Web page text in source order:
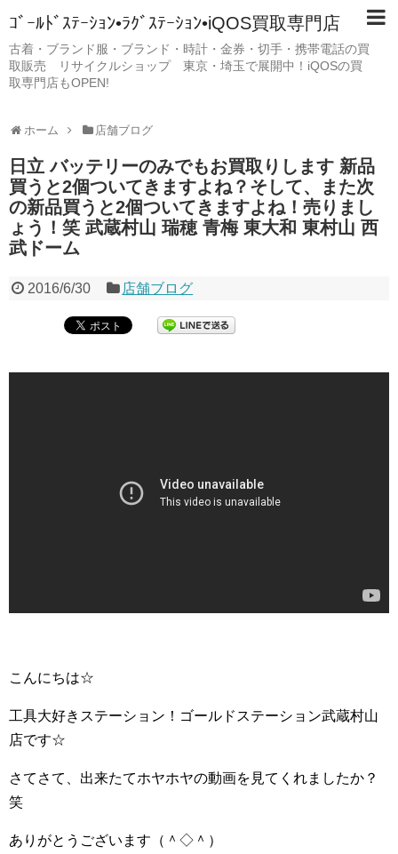
ｺﾞｰﾙﾄﾞｽﾃｰｼｮﾝ•ﾗｸﾞｽﾃｰｼｮﾝ•iQOS買取専門店
古着・ブランド服・ブランド・時計・金券・切手・携帯電話の買
取販売 リサイクルショップ 東京・埼玉で展開中！iQOSの買
取専門店もOPEN!
ホーム 店舗ブログ
日立 バッテリーのみでもお買取りします 新品
買うと2個ついてきますよね？そして、また次
の新品買うと2個ついてきますよね！売りまし
ょう！笑 武蔵村山 瑞穂 青梅 東大和 東村山 西
武ドーム
2016/6/30 店舗ブログ
こんにちは☆
工具大好きステーション！ゴールドステーション武蔵村山
店です☆
さてさて、出来たてホヤホヤの動画を見てくれましたか？
笑
ありがとうございます（＾◇＾）